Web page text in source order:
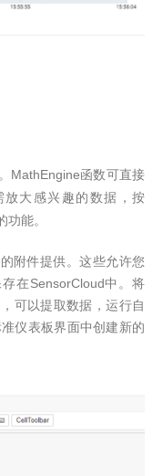
MathEngine函数可直接
放大感兴趣的数据，按
能。
的附件提供。这些允许您
在SensorCloud中。将
，可以提取数据，运行自
仪表板界面中创建新的